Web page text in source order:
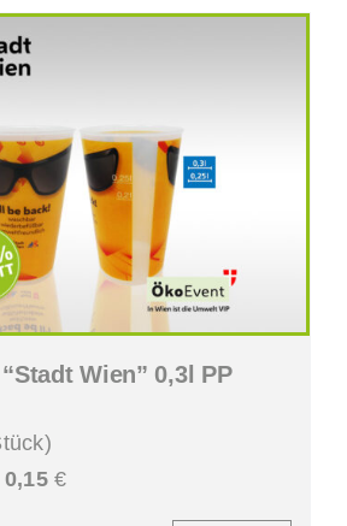
Wien” 0,3l PP
0,15€